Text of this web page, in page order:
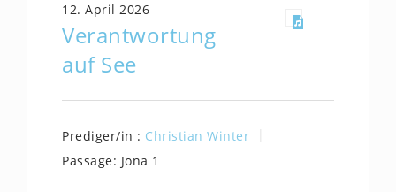
Verantwortung
auf See
12. April 2026
Prediger/in : Christian Winter
Passage: Jona 1